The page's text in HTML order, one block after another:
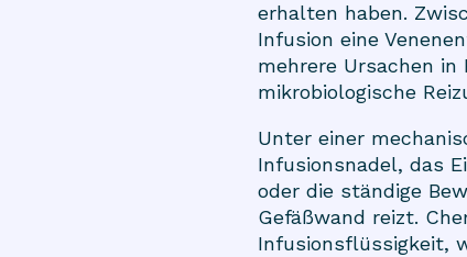
erhalten haben.
Infusion eine
mehrere Ursachen in
mikrobiologische
Unter einer
Infusionsnadel, das
oder die ständige
Gefäßwand reizt.
Infusionsflüssigkeit,